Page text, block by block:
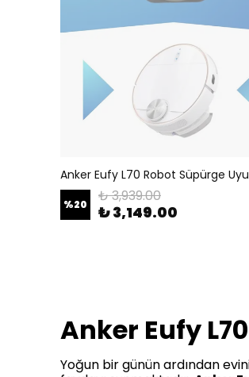
%20 ₺ 3,939.00
₺ 3,149.00
Anker Eufy
Yoğun bir günün ardından